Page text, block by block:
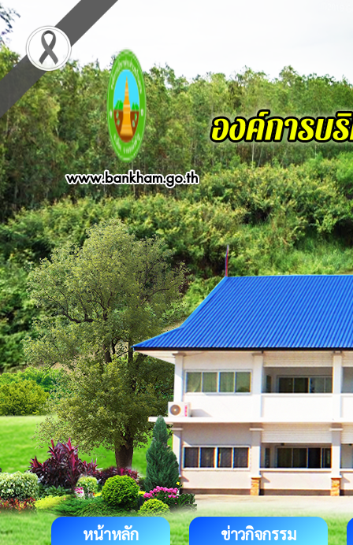
หน้าหลัก ข่าวกิจกรรม